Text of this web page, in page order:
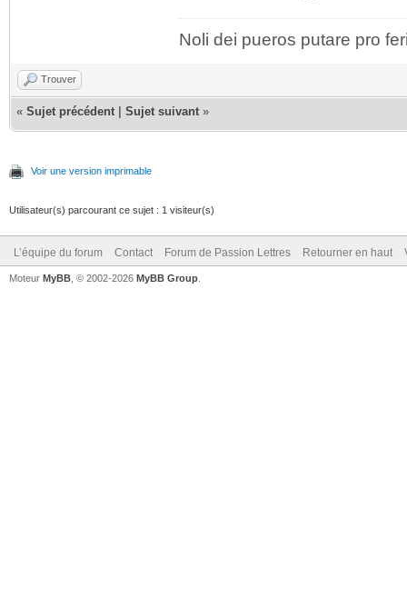
Noli dei pueros putare pro
Trouver
« Sujet précédent Sujet suivant »
Voir une version imprimable
Utilisateur(s) parcourant ce sujet : 1 visiteur(s)
L’équipe du forum Contact Forum de Passion Lettres Retourner en haut
Moteur MyBB , © 2002-2026 MyBB Group